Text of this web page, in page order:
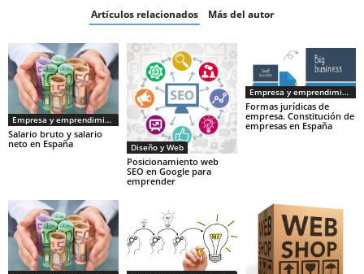
Artículos relacionados Más del autor
Empresa y emprendimiento
Salario bruto y salario
neto en España
Diseño y Web
Posicionamiento web
SEO en Google para
emprender
Empresa y emprendimiento
Formas jurídicas de
empresa. Constitución de
empresas en España